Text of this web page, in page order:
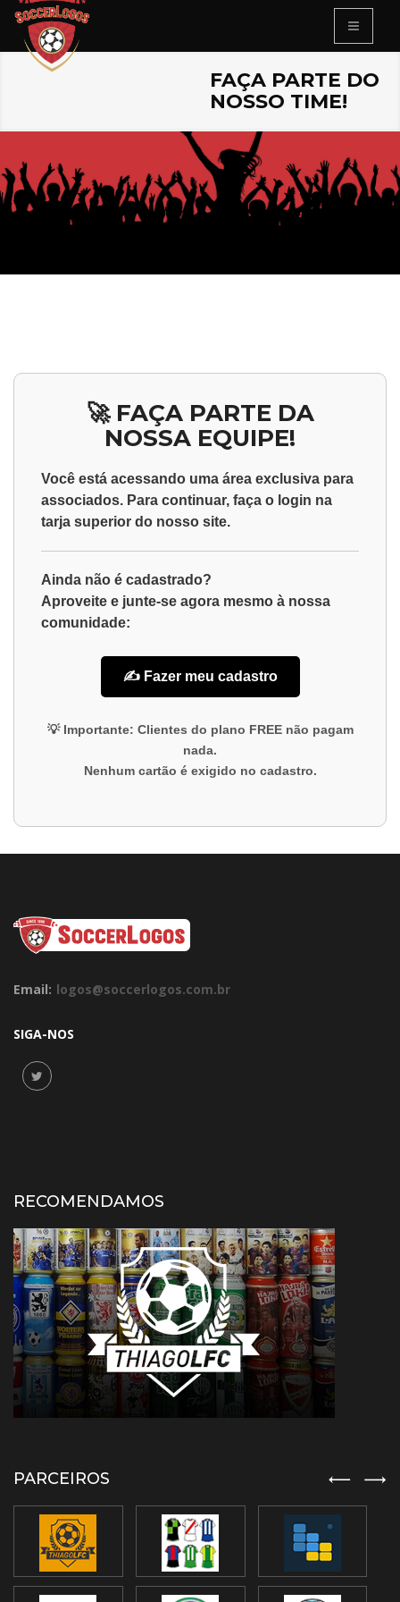
FAÇA PARTE DO
NOSSO TIME!
🚀 FAÇA PARTE DA
NOSSA EQUIPE!
Você está acessando uma área exclusiva para
associados. Para continuar, faça o login na
tarja superior do nosso site.
Ainda não é cadastrado?
Aproveite e junte-se agora mesmo à nossa
comunidade:
✍️ Fazer meu cadastro
💡 Importante: Clientes do plano FREEnão pagam
nada.
Nenhum cartão é exigido no cadastro.
Email: logos@soccerlogos.com.br
SIGA-NOS
RECOMENDAMOS
PARCEIROS